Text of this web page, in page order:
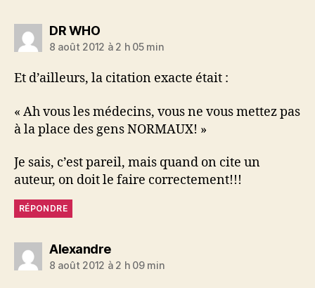
DR WHOdit :
8 août 2012 à 2 h 05 min
Et d’ailleurs, la citation exacte était :
« Ah vous les médecins, vous ne vous mettez pas
à la place des gens NORMAUX! »
Je sais, c’est pareil, mais quand on cite un
auteur, on doit le faire correctement!!!
RÉPONDRE
Alexandredit :
8 août 2012 à 2 h 09 min